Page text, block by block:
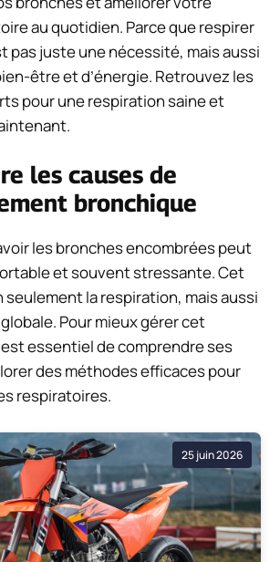
au quotidien. Parce que respirer
pas juste une nécessité, mais aussi
être et d’énergie. Retrouvez les
pour une respiration saine et
les causes de
bronchique
les bronches encombrées peut
et souvent stressante. Cet
la respiration, mais aussi
Pour mieux gérer cet
essentiel de comprendre ses
des méthodes efficaces pour
respiratoires.
25 juin 2026